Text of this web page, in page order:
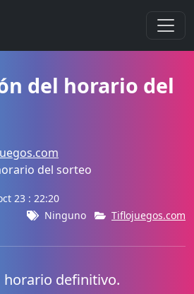
del horario del
del sorteo
23 : 22:20
Ninguno
Tiflojuegos.com
horario definitivo.